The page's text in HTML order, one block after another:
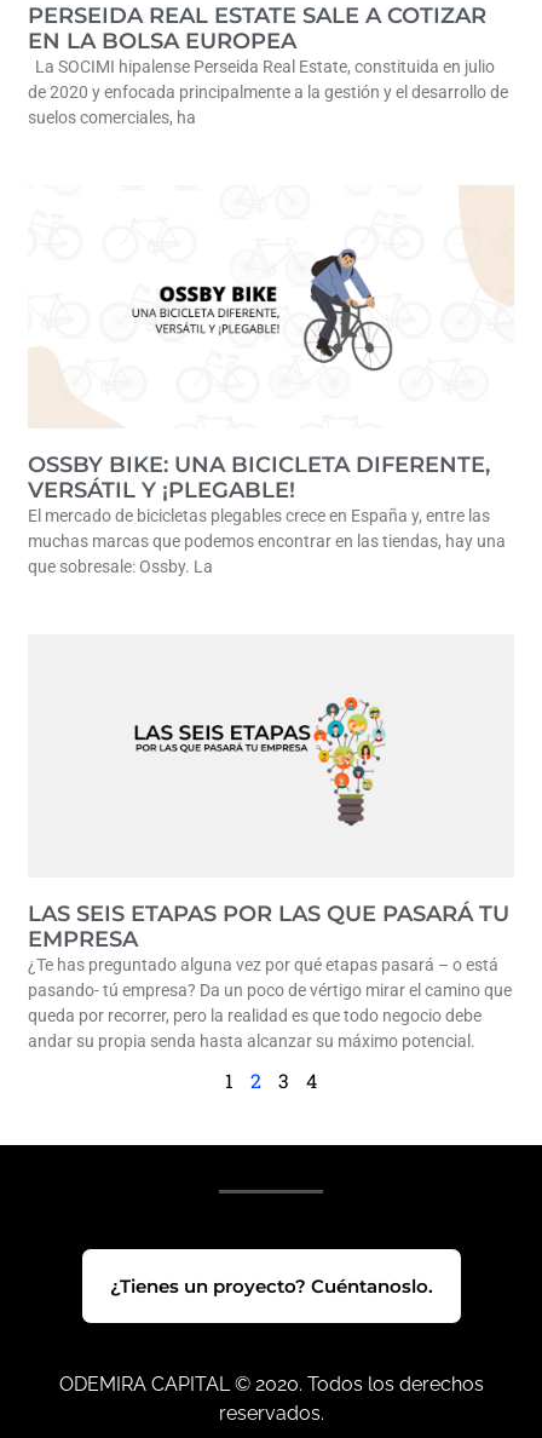
PERSEIDA REAL ESTATE SALE A COTIZAR
EN LA BOLSA EUROPEA
La SOCIMI hipalense Perseida Real Estate, constituida en julio
de 2020 y enfocada principalmente a la gestión y el desarrollo de
suelos comerciales, ha
OSSBY BIKE: UNA BICICLETA DIFERENTE,
VERSÁTIL Y ¡PLEGABLE!
El mercado de bicicletas plegables crece en España y, entre las
muchas marcas que podemos encontrar en las tiendas, hay una
que sobresale: Ossby. La
LAS SEIS ETAPAS POR LAS QUE PASARÁ TU
EMPRESA
¿Te has preguntado alguna vez por qué etapas pasará – o está
pasando- tú empresa? Da un poco de vértigo mirar el camino que
queda por recorrer, pero la realidad es que todo negocio debe
andar su propia senda hasta alcanzar su máximo potencial.
1 2 3 4
¿Tienes un proyecto? Cuéntanoslo.
ODEMIRA CAPITAL © 2020. Todos los derechos
reservados.